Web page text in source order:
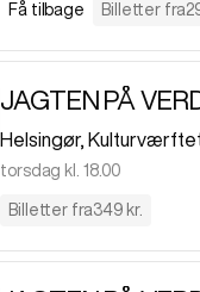
Få tilbage Billetter fra
Helsingør,
torsdag kl. 18.00
Billetter fra349 kr.